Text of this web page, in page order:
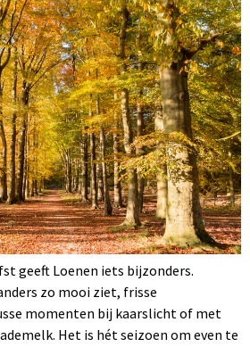
geeft Loenen iets bijzonders.
zo mooi ziet, frisse
momenten bij kaarslicht of met
Het is hét seizoen om even te